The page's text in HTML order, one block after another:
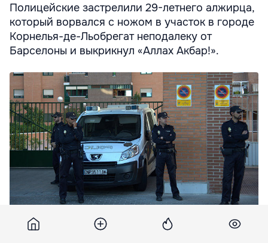
Полицейские застрелили 29-летнего алжирца,
который ворвался с ножом в участок в городе
Корнелья-де-Льобрегат неподалеку от
Барселоны и выкрикнул «Аллах Акбар!».
В Каталонии застрелили мужчину, ворвавшегося в